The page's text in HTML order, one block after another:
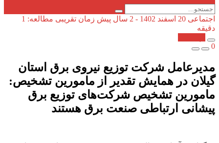
اجتماعی 20 اسفند 1402 - 2 سال پیش
زمان تقریبی مطالعه: 1
دقیقه
0
مدیرعامل شرکت توزیع نیروی برق استان
گیلان در همایش تقدیر از مامورين تشخیص:
مامورین تشخیص شركت‌های توزیع برق
پیشانی ارتباطی صنعت برق هستند